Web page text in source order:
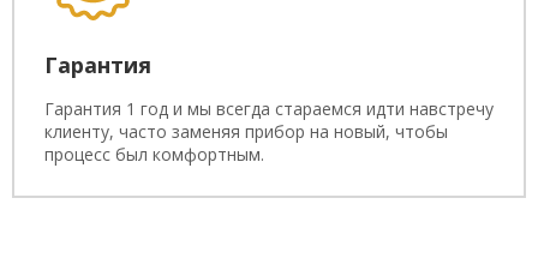
Гарантия
Гарантия 1 год и мы всегда стараемся идти навстречу
клиенту, часто заменяя прибор на новый, чтобы
процесс был комфортным.